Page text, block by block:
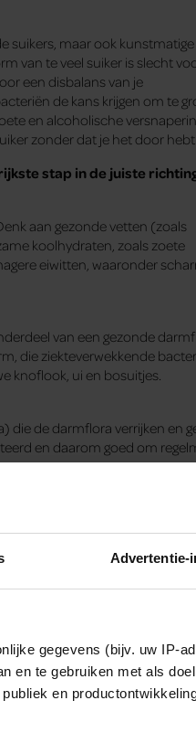
Advertentie-
gegevens (bijv. uw IP-
en te gebruiken met als
en
suikers, maar ook kunstmatige
van te veel suiker is slecht
een disbalans van je
de kans krijgen om te
en alcoholische
zonder dat je het door hebt.
stap in de juiste
aan gezonde vetten (zoals
koolhydraten, zoals zoete
eiwitten, waaronder
van een gezonde
die ziekteverwekkende
knoflook, ui en bosuitjes.
die de darmflora verrijken en
en daarom goed om
verlichting kunnen bieden.